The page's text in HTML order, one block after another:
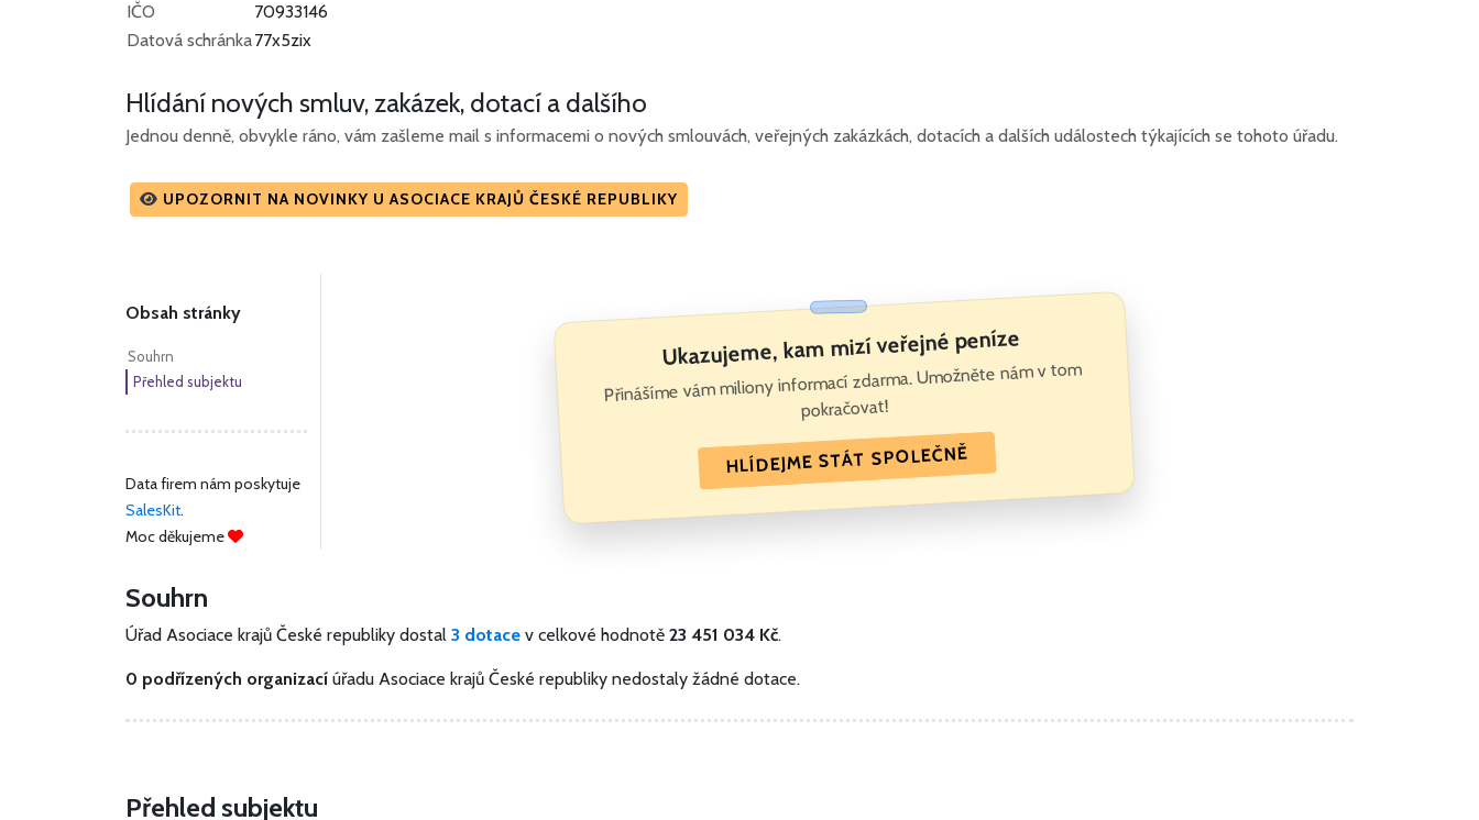
IČO
70933146
Datová schránka77x5zix
Hlídání nových smluv, zakázek, dotací a dalšího
Jednou denně, obvykle ráno, vám zašleme mail s informacemi o nových smlouvách, veřejných zakázkách, dotacích a dalších událostech týkajících se tohoto úřadu.
UPOZORNIT NA NOVINKY U ASOCIACE KRAJŮ ČESKÉ REPUBLIKY
Obsah stránky
Souhrn
Přehled subjektu
Data firem nám poskytuje
SalesKit.
Moc děkujeme
Ukazujeme, kam mizí veřejné peníze
Přinášíme vám miliony informací zdarma. Umožněte nám v tom
pokračovat!
HLÍDEJME STÁT SPOLEČNĚ
Souhrn
Úřad Asociace krajů České republiky dostal 3 dotace v celkové hodnotě 23 451 034 Kč.
0 podřízených organizací úřadu Asociace krajů České republiky nedostaly žádné dotace.
Přehled subjektu